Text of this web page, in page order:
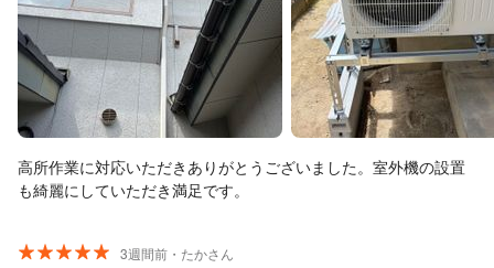
高所作業に対応いただきありがとうございました。室外機の設置
も綺麗にしていただき満足です。
3週間前・たかさん